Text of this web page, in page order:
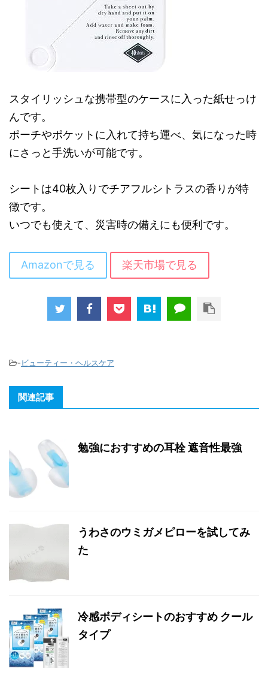
スタイリッシュな携帯型のケースに入った紙せっけ
んです。
ポーチやポケットに入れて持ち運べ、気になった時
にさっと手洗いが可能です。
シートは40枚入りでチアフルシトラスの香りが特
徴です。
いつでも使えて、災害時の備えにも便利です。
Amazonで見る 楽天市場で見る
-ビューティー・ヘルスケア
関連記事
勉強におすすめの耳栓 遮音性最強
うわさのウミガメピローを試してみ
た
冷感ボディシートのおすすめ クール
タイプ